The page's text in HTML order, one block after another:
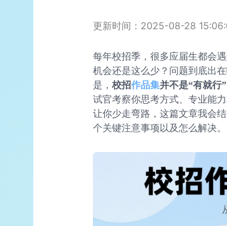
更新时间：2025-08-28
每年校招季，很多应届生都会
机会还是这么少？问题到底出
是， 校招作品集并不是“有就行
试官考察你思考方式、专业能
让你少走弯路，这篇文章我会
个关键注意事项以及怎么解决。